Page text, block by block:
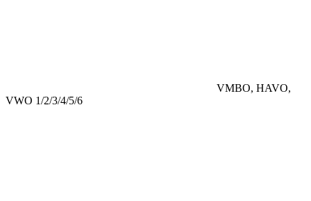
VMBO, HAVO,
VWO 1/2/3/4/5/6